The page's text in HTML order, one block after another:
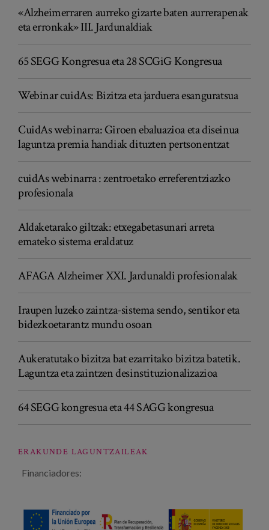
«Alzheimerraren aurreko gizarte baten aurrerapenak
eta erronkak» III. Jardunaldiak
65 SEGG Kongresua eta 28 SCGiG Kongresua
Webinar cuidAs: Bizitza eta jarduera esanguratsua
CuidAs webinarra: Giroen ebaluazioa eta diseinua
laguntza premia handiak dituzten pertsonentzat
cuidAs webinarra : zentroetako erreferentziazko
profesionala
Aldaketarako giltzak: etxegabetasunari arreta
emateko sistema eraldatuz
AFAGA Alzheimer XXI. Jardunaldi profesionalak
Iraupen luzeko zaintza-sistema sendo, sentikor eta
bidezkoetarantz mundu osoan
Aukeratutako bizitza bat ezarritako bizitza batetik.
Laguntza eta zaintzen desinstituzionalizazioa
64 SEGG kongresua eta 44 SAGG kongresua
ERAKUNDE LAGUNTZAILEAK
Financiadores: